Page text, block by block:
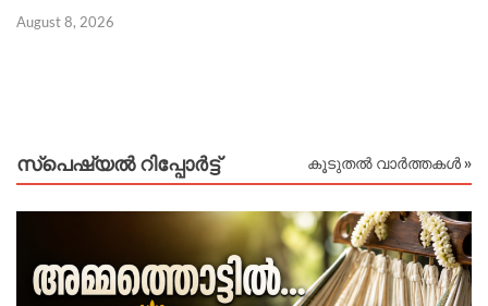
August 8, 2026
സ്പെഷ്യൽ റിപ്പോര്‍ട്ട് കൂടുതൽ വാർത്തകൾ »